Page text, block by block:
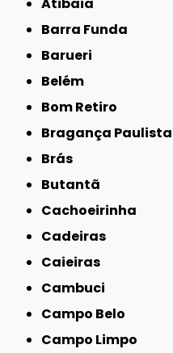
Barra Funda
Barueri
Belém
Bom Retiro
Bragança Paulista
Brás
Butantã
Cachoeirinha
Cadeiras
Caieiras
Cambuci
Campo Belo
Campo Limpo